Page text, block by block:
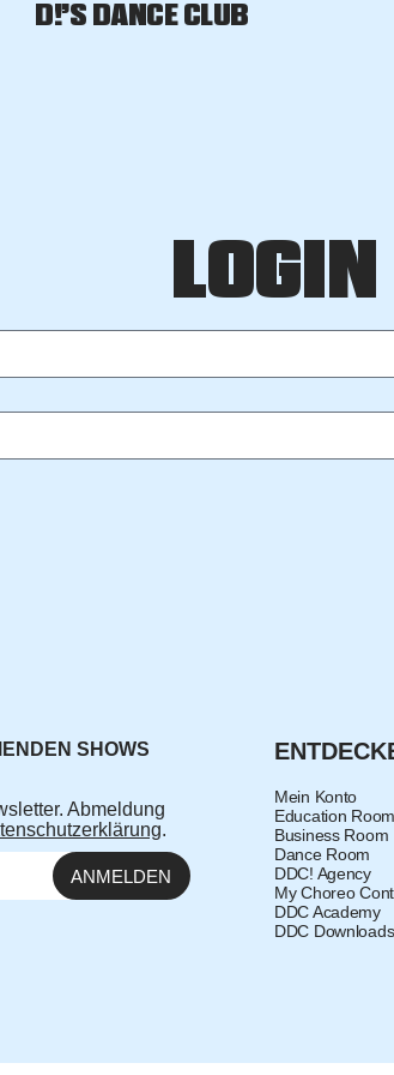
D!’S DANCE CLUB
LOGIN
SHOWS
Abmeldung
.
ANMELDEN
Mein Konto
Education Room
Business Room
Dance Room
DDC! Agency
My Choreo
DDC Academy
DDC Downloads